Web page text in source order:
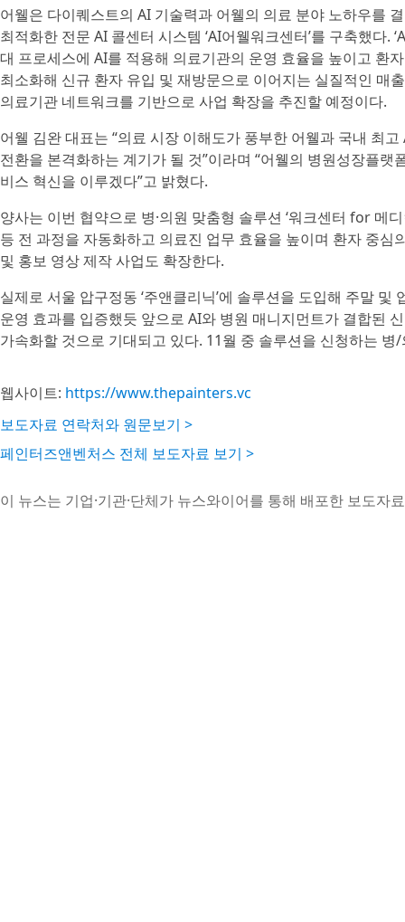
어웰은 다이퀘스트의 AI 기술력과 어웰의 의료 분야 노하우를
최적화한 전문 AI 콜센터 시스템 ‘AI어웰워크센터’를 구축했다.
대 프로세스에 AI를 적용해 의료기관의 운영 효율을 높이고 환
최소화해 신규 환자 유입 및 재방문으로 이어지는 실질적인 매
의료기관 네트워크를 기반으로 사업 확장을 추진할 예정이다.
어웰 김완 대표는 “의료 시장 이해도가 풍부한 어웰과 국내 최
전환을 본격화하는 계기가 될 것”이라며 “어웰의 병원성장플랫
비스 혁신을 이루겠다”고 밝혔다.
양사는 이번 협약으로 병·의원 맞춤형 솔루션 ‘워크센터 for 메
등 전 과정을 자동화하고 의료진 업무 효율을 높이며 환자 중
및 홍보 영상 제작 사업도 확장한다.
실제로 서울 압구정동 ‘주앤클리닉’에 솔루션을 도입해 주말
운영 효과를 입증했듯 앞으로 AI와 병원 매니지먼트가 결합된
가속화할 것으로 기대되고 있다. 11월 중 솔루션을 신청하는
웹사이트: https://www.thepainters.vc
보도자료 연락처와 원문보기 >
페인터즈앤벤처스 전체 보도자료 보기 >
이 뉴스는 기업·기관·단체가 뉴스와이어를 통해 배포한 보도자